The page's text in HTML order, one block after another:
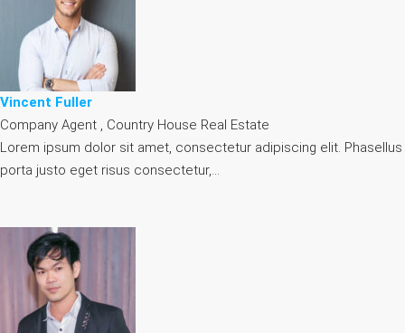
Vincent Fuller
Company Agent , Country House Real Estate
Lorem ipsum dolor sit amet, consectetur adipiscing elit. Phasellus
porta justo eget risus consectetur,…